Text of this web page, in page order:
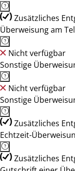
Zusätzliches
Überweisung am
Nicht verfügbar
Sonstige
Nicht verfügbar
Sonstige
Zusätzliches
Echtzeit-
Zusätzliches